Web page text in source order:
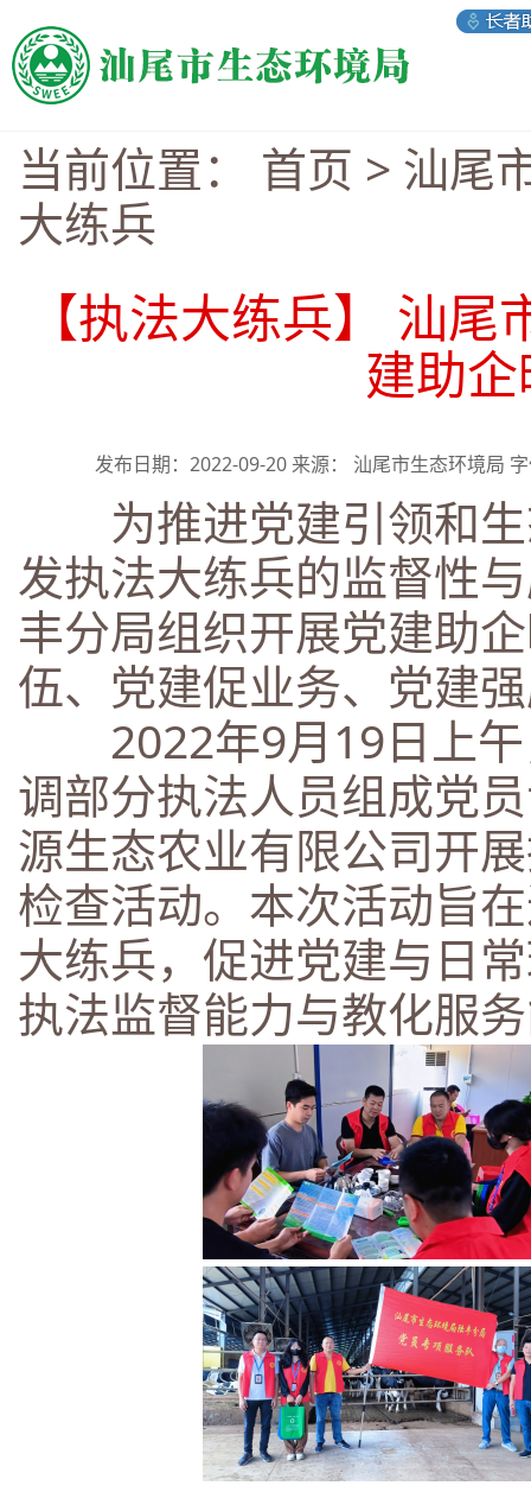
当前位置： 首页 > 汕尾
大练兵
【执法大练兵】 汕
建助
发布日期：2022-09-20 来源： 汕尾市生态环境局
为推进党建引领和生
发执法大练兵的监督性
丰分局组织开展党建助
伍、党建促业务、党建
2022年9月19日上午
调部分执法人员组成党
源生态农业有限公司开
检查活动。本次活动旨
大练兵，促进党建与日
执法监督能力与教化服